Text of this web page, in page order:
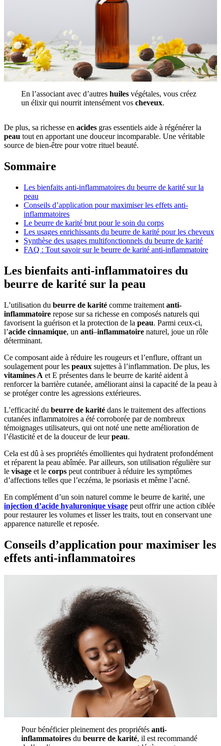
En l’associant avec d’autres huilesvégétales, vous créez
un élixir qui nourrit intensément vos cheveux.
De plus, sa richesse en acides gras essentiels aide à régénérer la
peau tout en apportant une douceur incomparable. Une véritable
source de bien-être pour votre rituel beauté.
Sommaire
Les bienfaits anti-inflammatoires du beurre de karité sur la
peau
Conseils d’application pour maximiser les effets anti-
inflammatoires
Le beurre de karité brut pour le soin du corps
Les usages enrichissants du beurre de karité pour les cheveux
Synthèse des usages multifonctionnels du beurre de karité
FAQ : Tout savoir sur le beurre de karité anti-inflammatoire
Les bienfaits anti-inflammatoires du
beurre de karité sur la peau
L’utilisation du beurre de karité comme traitement anti-
inflammatoire repose sur sa richesse en composés naturels qui
favorisent la guérison et la protection de la peau. Parmi ceux-ci,
l’acide cinnamique, un anti–inflammatoire naturel, joue un rôle
déterminant.
Ce composant aide à réduire les rougeurs et l’enflure, offrant un
soulagement pour les peaux sujettes à l’inflammation. De plus, les
vitamines A et E présentes dans le beurre de karité aident à
renforcer la barrière cutanée, améliorant ainsi la capacité de la peau à
se protéger contre les agressions extérieures.
L’efficacité du beurre de karité dans le traitement des affections
cutanées inflammatoires a été corroborée par de nombreux
témoignages utilisateurs, qui ont noté une nette amélioration de
l’élasticité et de la douceur de leurpeau.
Cela est dû à ses propriétés émollientes qui hydratent profondément
et réparent la peau abîmée. Par ailleurs, son utilisation régulière sur
le visage et le corps peut contribuer à réduire les symptômes
d’affections telles que l’eczéma, le psoriasis et même l’acné.
En complément d’un soin naturel comme le beurre de karité, une
injection d’acide hyaluronique visage peut offrir une action ciblée
pour restaurer les volumes et lisser les traits, tout en conservant une
apparence naturelle et reposée.
Conseils d’application pour maximiser les
effets anti-inflammatoires
Pour bénéficier pleinement des propriétés anti-
inflammatoiresdu beurre de karité, il est recommandé